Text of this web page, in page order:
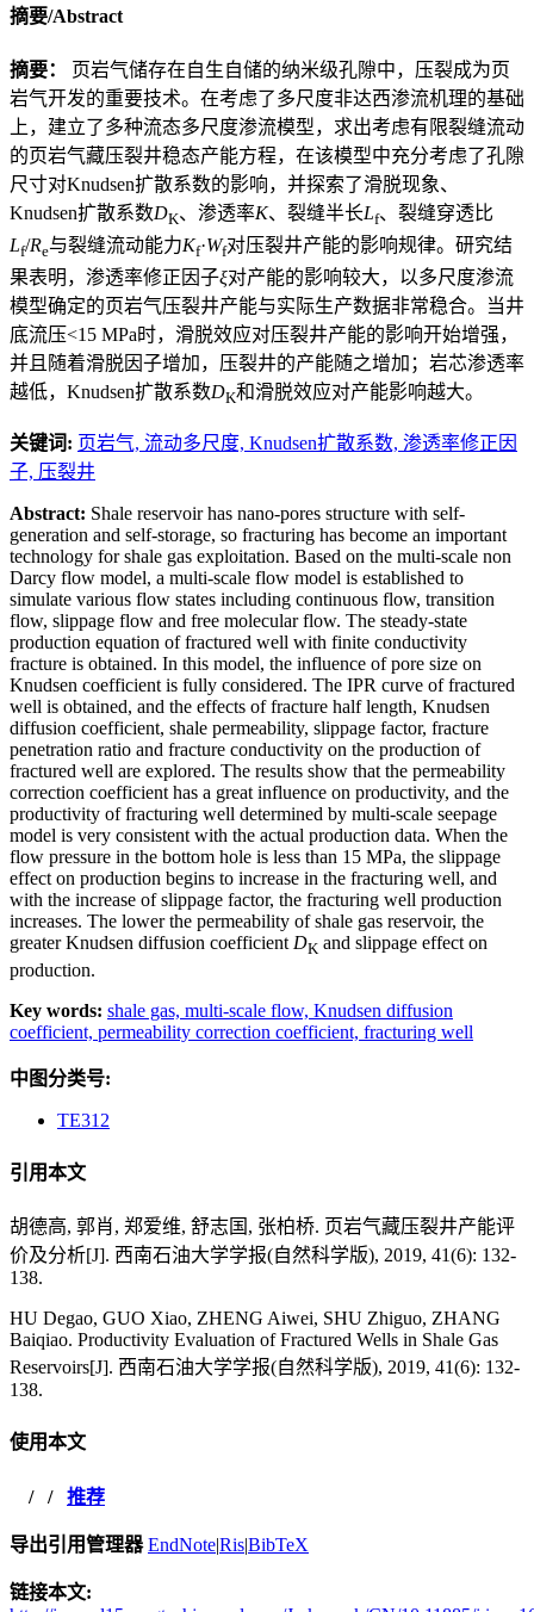
摘要/Abstract
摘要： 页岩气储存在自生自储的纳米级孔隙中，压裂成为页
岩气开发的重要技术。在考虑了多尺度非达西渗流机理的基础
上，建立了多种流态多尺度渗流模型，求出考虑有限裂缝流动
的页岩气藏压裂井稳态产能方程，在该模型中充分考虑了孔隙
尺寸对Knudsen扩散系数的影响，并探索了滑脱现象、
Knudsen扩散系数DK、渗透率K、裂缝半长Lf、裂缝穿透比
Lf/Re与裂缝流动能力Kf·Wf对压裂井产能的影响规律。研究结
果表明，渗透率修正因子ξ对产能的影响较大，以多尺度渗流
模型确定的页岩气压裂井产能与实际生产数据非常稳合。当井
底流压<15 MPa时，滑脱效应对压裂井产能的影响开始增强，
并且随着滑脱因子增加，压裂井的产能随之增加；岩芯渗透率
越低，Knudsen扩散系数DK和滑脱效应对产能影响越大。
关键词: 页岩气, 流动多尺度, Knudsen扩散系数, 渗透率修正因
子, 压裂井
Abstract: Shale reservoir has nano-pores structure with self-
generation and self-storage, so fracturing has become an important
technology for shale gas exploitation. Based on the multi-scale non
Darcy flow model, a multi-scale flow model is established to
simulate various flow states including continuous flow, transition
flow, slippage flow and free molecular flow. The steady-state
production equation of fractured well with finite conductivity
fracture is obtained. In this model, the influence of pore size on
Knudsen coefficient is fully considered. The IPR curve of fractured
well is obtained, and the effects of fracture half length, Knudsen
diffusion coefficient, shale permeability, slippage factor, fracture
penetration ratio and fracture conductivity on the production of
fractured well are explored. The results show that the permeability
correction coefficient has a great influence on productivity, and the
productivity of fracturing well determined by multi-scale seepage
model is very consistent with the actual production data. When the
flow pressure in the bottom hole is less than 15 MPa, the slippage
effect on production begins to increase in the fracturing well, and
with the increase of slippage factor, the fracturing well production
increases. The lower the permeability of shale gas reservoir, the
greater Knudsen diffusion coefficientDK and slippage effect on
production.
Key words: shale gas, multi-scale flow, Knudsen diffusion
coefficient, permeability correction coefficient, fracturing well
中图分类号:
TE312
引用本文
胡德高, 郭肖, 郑爱维, 舒志国, 张柏桥. 页岩气藏压裂井产能评
价及分析[J]. 西南石油大学学报(自然科学版), 2019, 41(6): 132-
138.
HU Degao, GUO Xiao, ZHENG Aiwei, SHU Zhiguo, ZHANG
Baiqiao. Productivity Evaluation of Fractured Wells in Shale Gas
Reservoirs[J]. 西南石油大学学报(自然科学版), 2019, 41(6): 132-
138.
使用本文
/ / 推荐
导出引用管理器 EndNote|Ris|BibTeX
链接本文: